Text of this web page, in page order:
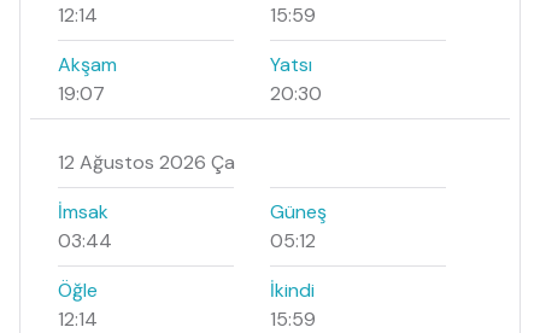
12:14
15:59
Akşam
19:07
Yatsı
20:30
12 Ağustos 2026 Ça
İmsak
03:44
Güneş
05:12
Öğle
12:14
İkindi
15:59